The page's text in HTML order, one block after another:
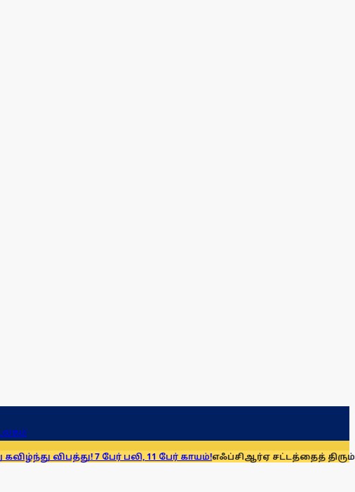
7 பேர் பலி, 11 பேர் காயம்!எஃப்சிஆர்ஏ சட்டத்தைத் திரும்பப் பெறுக: